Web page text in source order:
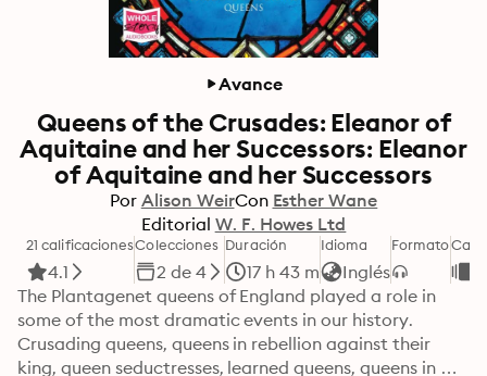
Avance
Queens of the Crusades: Eleanor of
Aquitaine and her Successors: Eleanor
of Aquitaine and her Successors
Por Alison WeirCon Esther Wane
Editorial W. F. Howes Ltd
21 calificaciones
4.1
Colecciones
2 de 4
Duración
17 h 43 m
Idioma
Inglés
Formato
The Plantagenet queens of England played a role in
some of the most dramatic events in our history.
Crusading queens, queens in rebellion against their
king, queen seductresses, learned queens, queens in